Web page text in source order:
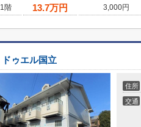
1階
13.7万円 3,000円
ドゥエル国立
住所
交通